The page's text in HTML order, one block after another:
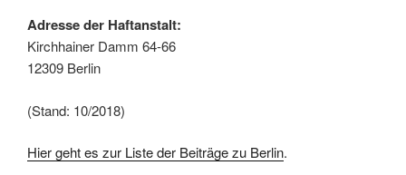
Adresse der Haftanstalt:
Kirchhainer Damm 64-66
12309 Berlin
(Stand: 10/2018)
Hier geht es zur Liste der Beiträge zu Berlin.